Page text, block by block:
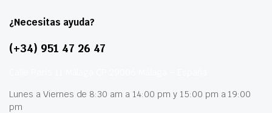
¿Necesitas ayuda?
(+34) 951 47 26 47
Lunes a Viernes de 8:30 am a 14:00 pm y 15:00 pm a 19:00
pm